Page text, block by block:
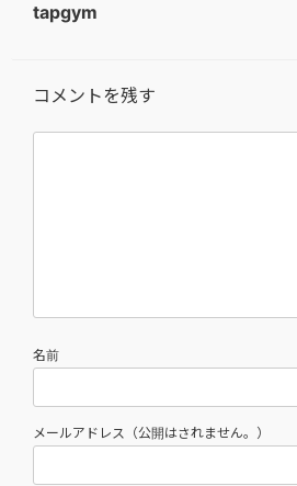
tapgym
コメントを残す
名前
メールアドレス（公開はされません。）